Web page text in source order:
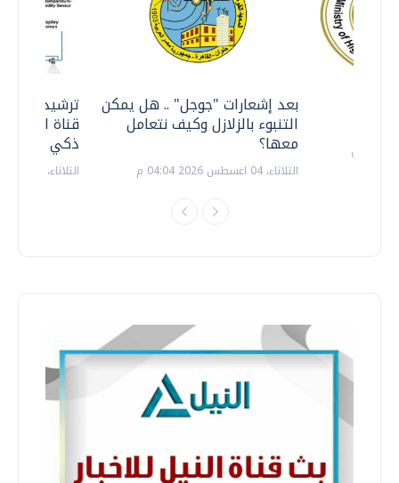
ترشيدا
قناة
ذكي
الثلاثاء، 14 يوليو 2026 06:11 م
بعد إشعارات "جوجل" .. هل يمكن
التنبوء بالزلازل وكيف نتعامل
معها؟
الثلاثاء، 04 اغسطس 2026 04:04 م